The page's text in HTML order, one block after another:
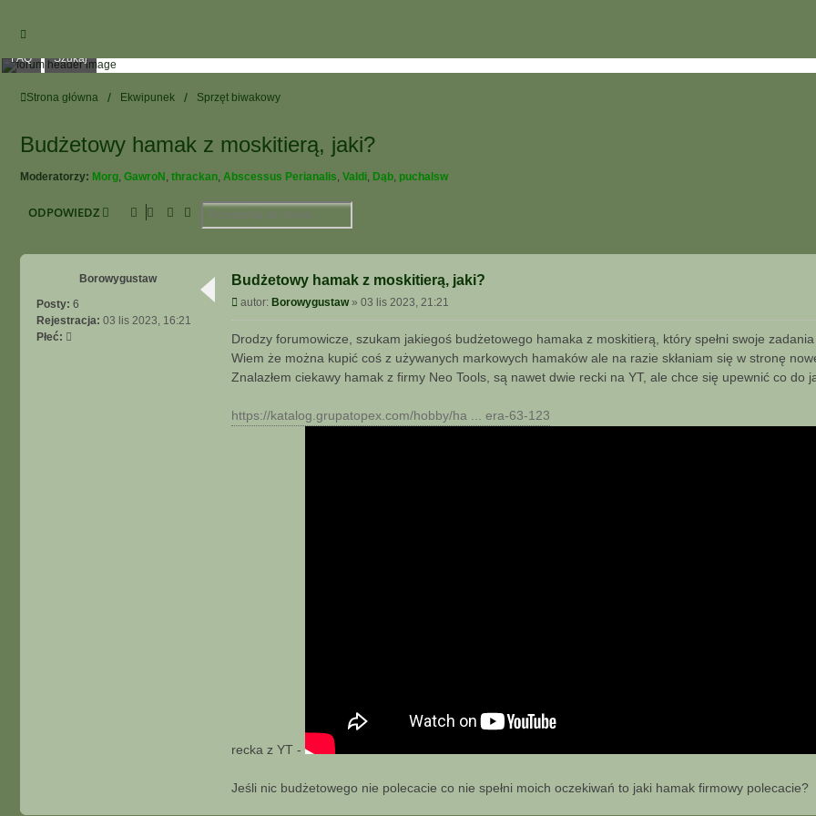
FAQ Szukaj
Strona główna Ekwipunek Sprzęt biwakowy
Budżetowy hamak z moskitierą, jaki?
Moderatorzy: Morg, GawroN , thrackan, Abscessus Perianalis, Valdi, Dąb, puchalsw
ODPOWIEDZ SzukajWyszukiwanie Zaawansowane
Borowygustaw
Posty: 6
Rejestracja: 03 lis 2023, 16:21
Płeć:
Budżetowy hamak z moskitierą, jaki?
P
o
s
autor: Borowygustaw» 03 lis 2023, 21:21
Drodzy forumowicze, szukam jakiegoś budżetowego hamaka z moskitierą, który spełni swoje zadania
Wiem że można kupić coś z używanych markowych hamaków ale na razie skłaniam się w stronę
Znalazłem ciekawy hamak z firmy Neo Tools, są nawet dwie recki na YT, ale chce się upewnić co do
https://katalog.grupatopex.com/hobby/ha ... era-63-123
recka z YT -
Jeśli nic budżetowego nie polecacie co nie spełni moich oczekiwań to jaki hamak firmowy polecacie?